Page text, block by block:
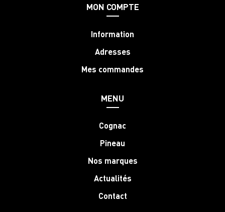
MON COMPTE
Information
Adresses
Mes commandes
MENU
Cognac
Pineau
Nos marques
Actualités
Contact